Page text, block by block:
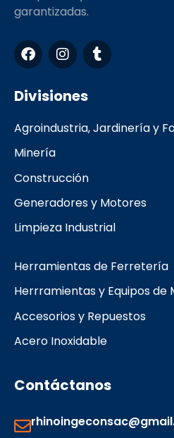
garantizadas.
F
a
c
e
b
o
k
I
n
s
t
a
r
T
u
m
Divisiones
Agroindustria, Jardinería y
Minería
Construcción
Generadores y Motores
Limpieza Industrial
Herramientas de Ferretería
Herrramientas y Equipos
Accesorios y Repuestos
Acero Inoxidable
Contáctanos